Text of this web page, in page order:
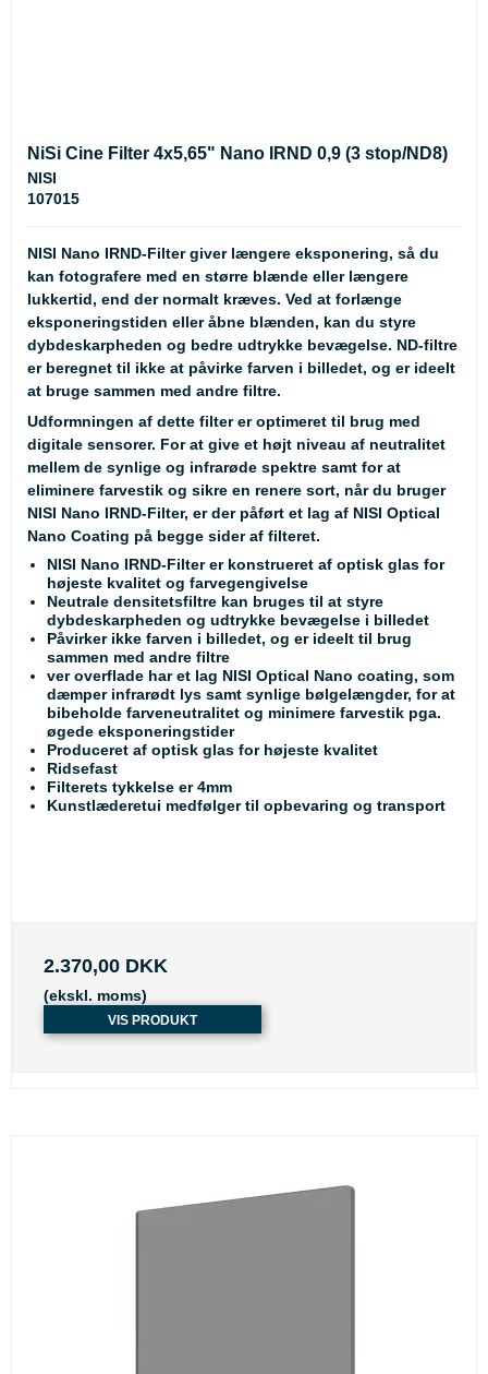
NiSi Cine Filter 4x5,65" Nano IRND 0,9 (3 stop/ND8)
NISI
107015
NISI Nano IRND-Filter giver længere eksponering, så du
kan fotografere med en større blænde eller længere
lukkertid, end der normalt kræves. Ved at forlænge
eksponeringstiden eller åbne blænden, kan du styre
dybdeskarpheden og bedre udtrykke bevægelse. ND-filtre
er beregnet til ikke at påvirke farven i billedet, og er ideelt
at bruge sammen med andre filtre.
Udformningen af dette filter er optimeret til brug med
digitale sensorer. For at give et højt niveau af neutralitet
mellem de synlige og infrarøde spektre samt for at
eliminere farvestik og sikre en renere sort, når du bruger
NISI Nano IRND-Filter, er der påført et lag af NISI Optical
Nano Coating på begge sider af filteret.
NISI Nano IRND-Filter er konstrueret af optisk glas for
højeste kvalitet og farvegengivelse
Neutrale densitetsfiltre kan bruges til at styre
dybdeskarpheden og udtrykke bevægelse i billedet
Påvirker ikke farven i billedet, og er ideelt til brug
sammen med andre filtre
ver overflade har et lag NISI Optical Nano coating, som
dæmper infrarødt lys samt synlige bølgelængder, for at
bibeholde farveneutralitet og minimere farvestik pga.
øgede eksponeringstider
Produceret af optisk glas for højeste kvalitet
Ridsefast
Filterets tykkelse er 4mm
Kunstlæderetui medfølger til opbevaring og transport
2.370,00 DKK
(ekskl. moms)
VIS PRODUKT